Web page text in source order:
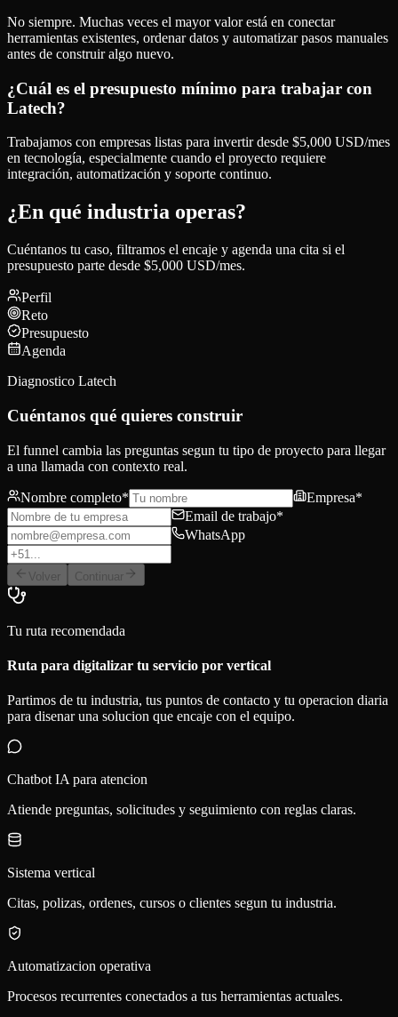
No siempre. Muchas veces el mayor valor está en conectar
herramientas existentes, ordenar datos y automatizar pasos manuales
antes de construir algo nuevo.
¿Cuál es el presupuesto mínimo para trabajar con
Latech?
Trabajamos con empresas listas para invertir desde $5,000 USD/mes
en tecnología, especialmente cuando el proyecto requiere
integración, automatización y soporte continuo.
¿En qué industria operas?
Cuéntanos tu caso, filtramos el encaje y agenda una cita si el
presupuesto parte desde $5,000 USD/mes.
Perfil
Reto
Presupuesto
Agenda
Diagnostico Latech
Cuéntanos qué quieres construir
El funnel cambia las preguntas segun tu tipo de proyecto para llegar
a una llamada con contexto real.
Nombre completo* Empresa*
Email de trabajo*
WhatsApp
Volver Continuar
Tu ruta recomendada
Ruta para digitalizar tu servicio por vertical
Partimos de tu industria, tus puntos de contacto y tu operacion diaria
para disenar una solucion que encaje con el equipo.
Chatbot IA para atencion
Atiende preguntas, solicitudes y seguimiento con reglas claras.
Sistema vertical
Citas, polizas, ordenes, cursos o clientes segun tu industria.
Automatizacion operativa
Procesos recurrentes conectados a tus herramientas actuales.